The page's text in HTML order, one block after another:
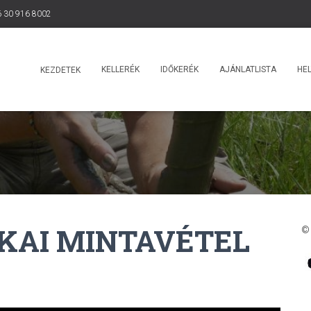
30 916 8002
KEZDETEK KELLERÉK IDŐKERÉK AJÁNLATLISTA
MINTAVÉTEL
©